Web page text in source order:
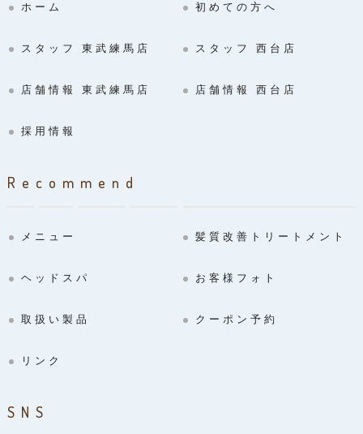
ホーム 初めての方へ
スタッフ 東武練馬店 スタッフ 西台店
店舗情報 東武練馬店 店舗情報 西台店
採用情報
Recommend
メニュー 髪質改善トリートメント
ヘッドスパ お客様フォト
取扱い製品 クーポン予約
リンク
SNS